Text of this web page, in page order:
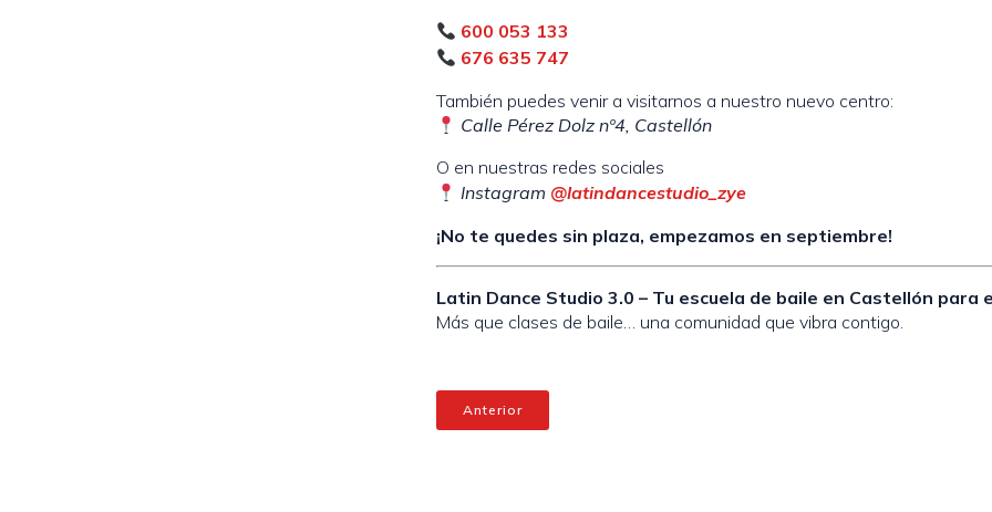
600 053 133
676 635 747
También puedes venir a visitarnos a nuestro nuevo centro:
Calle Pérez Dolz nº4, Castellón
O en nuestras redes sociales
Instagram @latindancestudio_zye
¡No te quedes sin plaza, empezamos en septiembre!
Latin Dance Studio 3.0 – Tu escuela de baile en Castellón para
Más que clases de baile… una comunidad que vibra contigo.
Anterior